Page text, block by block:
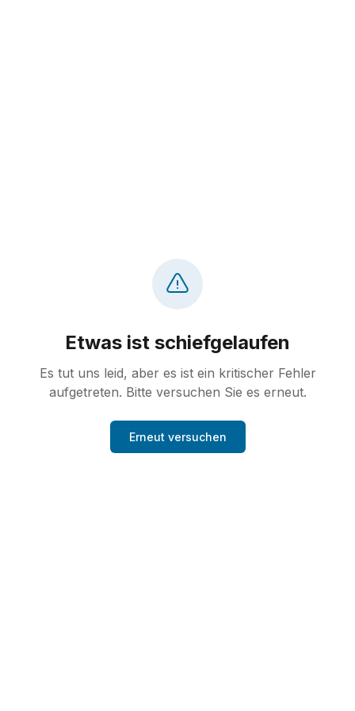
Etwas ist schiefgelaufen
Es tut uns leid, aber es ist ein kritischer Fehler
aufgetreten. Bitte versuchen Sie es erneut.
Erneut versuchen